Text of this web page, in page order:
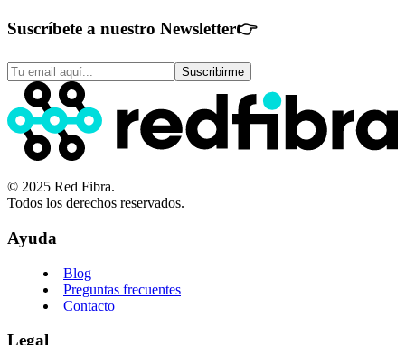
Suscríbete a nuestro Newsletter👉
Suscribirme
© 2025 Red Fibra.
Todos los derechos reservados.
Ayuda
Blog
Preguntas frecuentes
Contacto
Legal